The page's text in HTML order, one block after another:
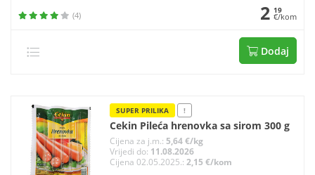
(4) 2 19
€/kom
Dodaj
SUPER PRILIKA !
Cekin Pileća hrenovka sa sirom 300 g
Cijena za j.m.: 5,64 €/kg
Vrijedi do: 11.08.2026
Cijena 02.05.2025.: 2,15 €/kom